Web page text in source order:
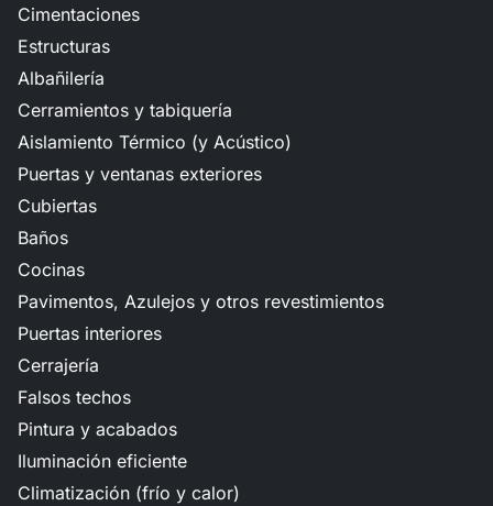
Cimentaciones
Estructuras
Albañilería
Cerramientos y tabiquería
Aislamiento Térmico (y Acústico)
Puertas y ventanas exteriores
Cubiertas
Baños
Cocinas
Pavimentos, Azulejos y otros revestimientos
Puertas interiores
Cerrajería
Falsos techos
Pintura y acabados
Iluminación eficiente
Climatización (frío y calor)